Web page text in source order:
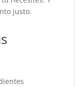
justo.